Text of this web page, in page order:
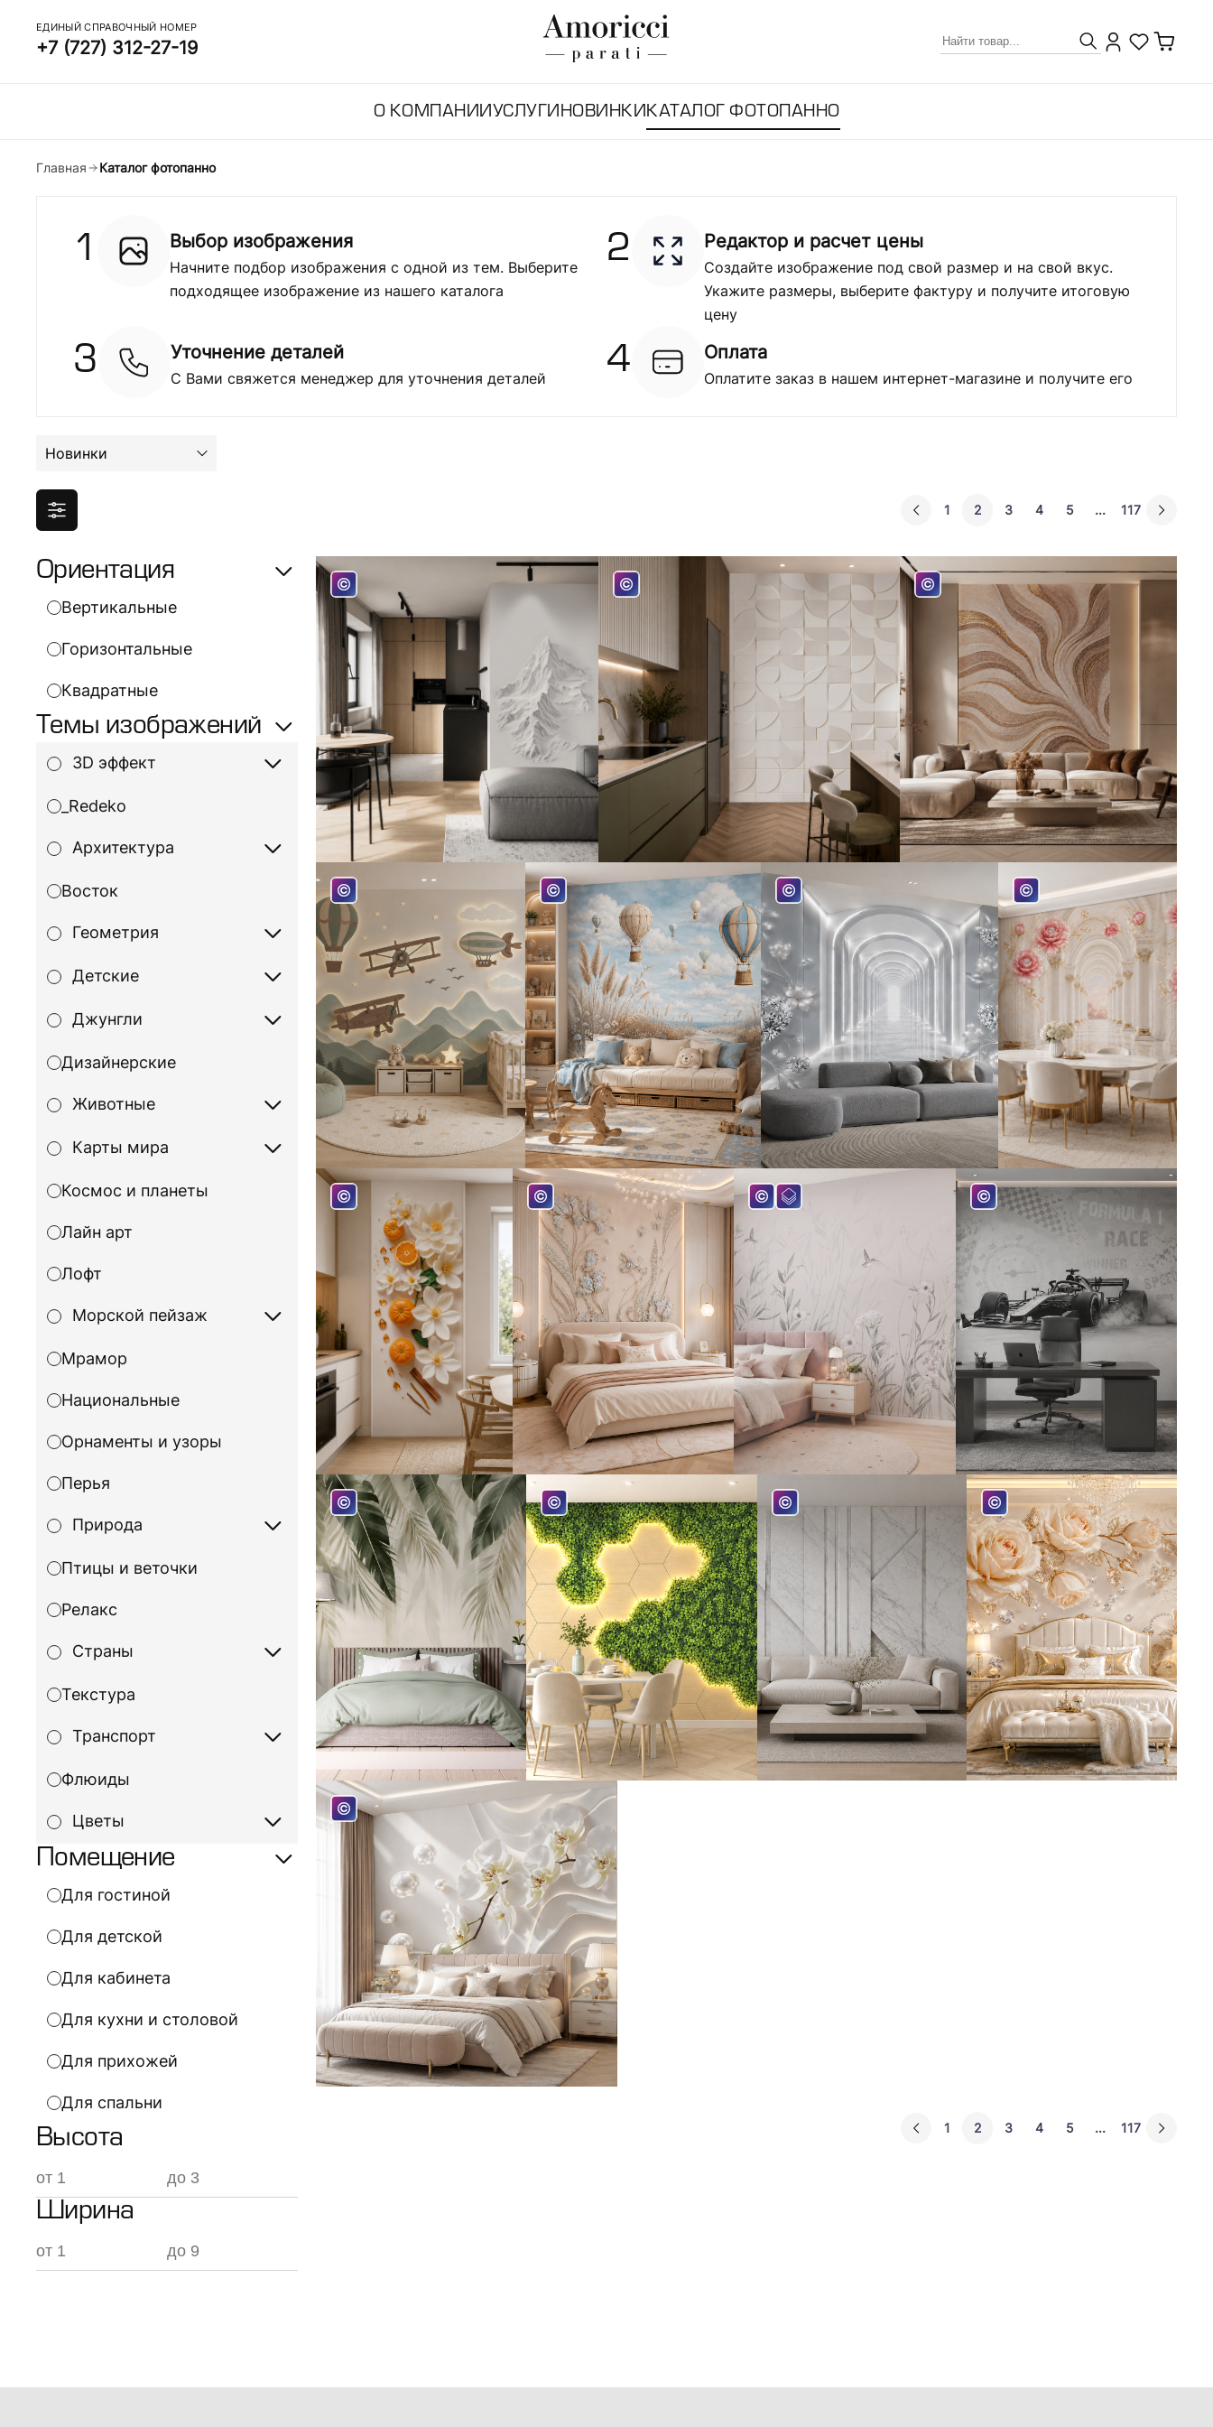
ЕДИНЫЙ СПРАВОЧНЫЙ НОМЕР
+7 (727) 312-27-19
О КОМПАНИИ УСЛУГИ НОВИНКИ КАТАЛОГ ФОТОПАННО
Главная Каталог фотопанно
1 Выбор изображения
Начните подбор изображения с одной из тем. Выберите
подходящее изображение из нашего каталога
2 Редактор и расчет цены
Создайте изображение под свой размер и на свой вкус.
Укажите размеры, выберите фактуру и получите итоговую
цену
3 Уточнение деталей
С Вами свяжется менеджер для уточнения деталей 4 Оплата
Оплатите заказ в нашем интернет-магазине и получите его
Новинки
1 2 3 4 5 ... 117
Ориентация
Вертикальные
Горизонтальные
Квадратные
Помещение
Для гостиной
Для детской
Для кабинета
Для кухни и столовой
Для прихожей
Для спальни
Высота
Ширина
Темы изображений
3D эффект
_Redeko
Архитектура
Восток
Геометрия
Детские
Джунгли
Дизайнерские
Животные
Карты мира
Космос и планеты
Лайн арт
Лофт
Морской пейзаж
Мрамор
Национальные
Орнаменты и узоры
Перья
Природа
Птицы и веточки
Релакс
Страны
Текстура
Транспорт
Флюиды
Цветы
1 2 3 4 5 ... 117